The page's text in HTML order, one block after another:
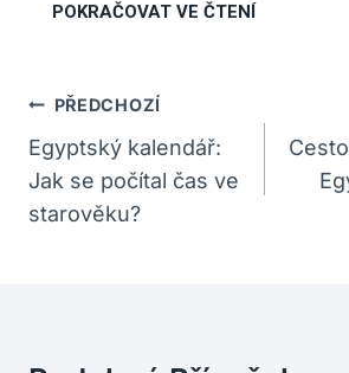
Navigace
Pro
Příspěvek
PŘEDCHOZÍ
Egyptský kalendář:
Jak se počítal čas ve
starověku?